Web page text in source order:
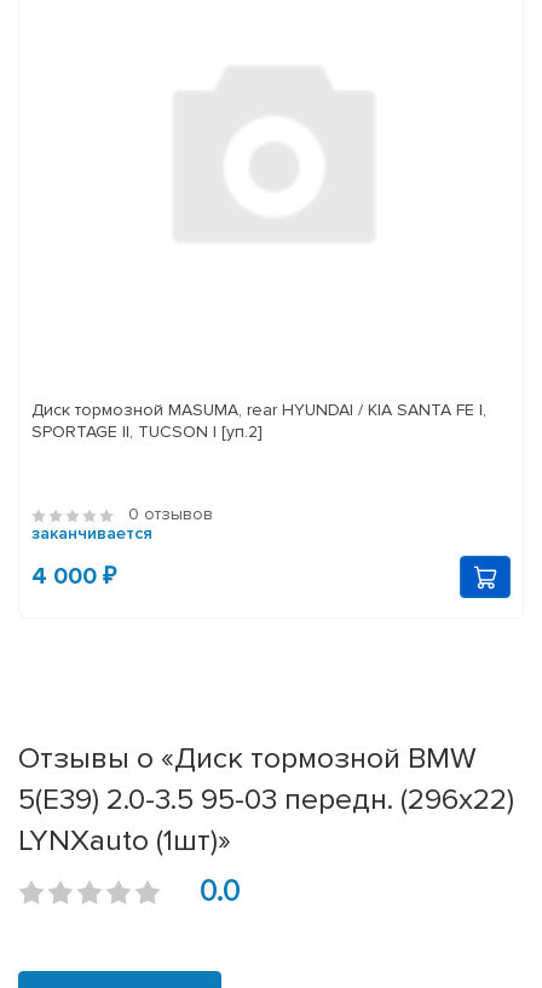
Диск тормозной MASUMA, rear HYUNDAI / KIA SANTA FE I,
SPORTAGE II, TUCSON I [уп.2]
0 отзывов
заканчивается
4 000 ₽
Отзывы о «Диск тормозной BMW
5(E39) 2.0-3.5 95-03 передн. (296x22)
LYNXauto (1шт)»
0.0